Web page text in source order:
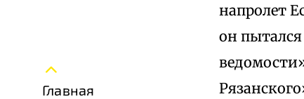
Главная
напролет
он